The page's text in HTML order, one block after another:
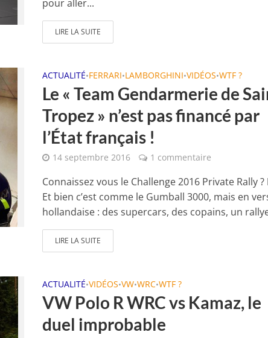
pour aller...
LIRE LA SUITE
ACTUALITÉ•FERRARI•LAMBORGHINI•VIDÉOS•WTF ?
Le « Team Gendarmerie de
Tropez » n’est pas financé par
l’État français !
14 septembre 2016 1 commentaire
Connaissez vous le Challenge 2016 Private Rally ?
Et bien c’est comme le Gumball 3000, mais en
hollandaise : des supercars, des copains, un
LIRE LA SUITE
ACTUALITÉ•VIDÉOS•VW•WRC•WTF ?
VW Polo R WRC vs Kamaz, le
duel improbable